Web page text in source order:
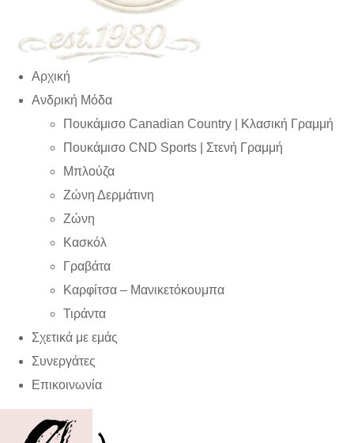
Αρχική
Ανδρική Μόδα
Πουκάμισο Canadian Country | Kλασική Γραμμή
Πουκάμισο CND Sports | Στενή Γραμμή
Μπλούζα
Ζώνη Δερμάτινη
Ζώνη
Κασκόλ
Γραβάτα
Καρφίτσα – Μανικετόκουμπα
Τιράντα
Σχετικά με εμάς
Συνεργάτες
Επικοινωνία